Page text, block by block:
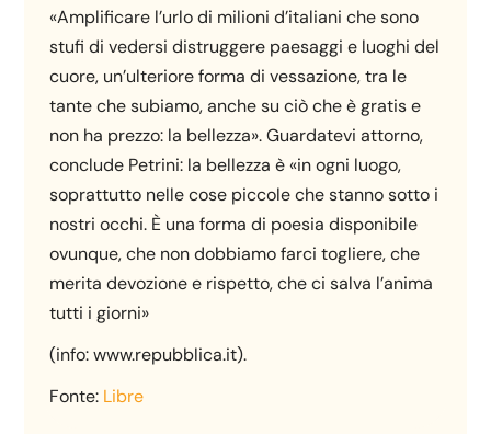
«Amplificare l’urlo di milioni d’italiani che sono
stufi di vedersi distruggere paesaggi e luoghi del
cuore, un’ulteriore forma di vessazione, tra le
tante che subiamo, anche su ciò che è gratis e
non ha prezzo: la bellezza». Guardatevi attorno,
conclude Petrini: la bellezza è «in ogni luogo,
soprattutto nelle cose piccole che stanno sotto i
nostri occhi. È una forma di poesia disponibile
ovunque, che non dobbiamo farci togliere, che
merita devozione e rispetto, che ci salva l’anima
tutti i giorni»
(info: www.repubblica.it).
Fonte: Libre